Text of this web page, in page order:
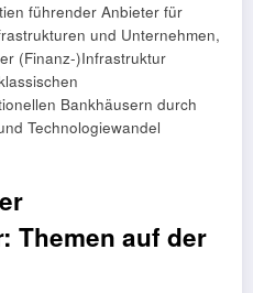
führender Anbieter für
und Unternehmen,
(Finanz-)Infrastruktur
Bankhäusern durch
Technologiewandel
Themen auf der